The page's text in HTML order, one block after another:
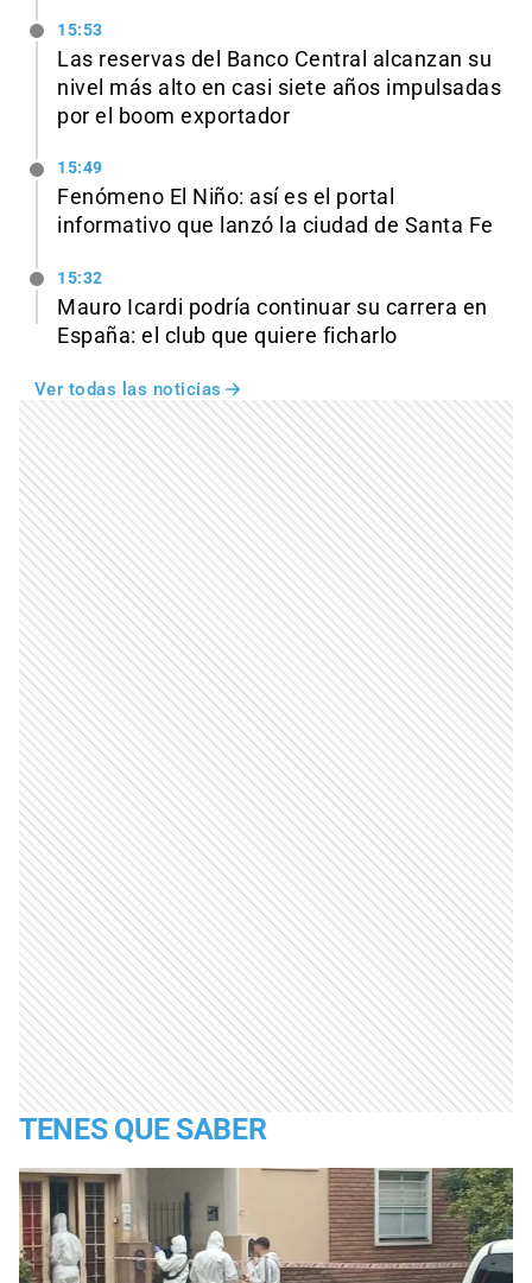
15:53
Las reservas del Banco Central alcanzan su
nivel más alto en casi siete años impulsadas
por el boom exportador
15:49
Fenómeno El Niño: así es el portal
informativo que lanzó la ciudad de Santa Fe
15:32
Mauro Icardi podría continuar su carrera en
España: el club que quiere ficharlo
Ver todas las noticias
TENES QUE SABER